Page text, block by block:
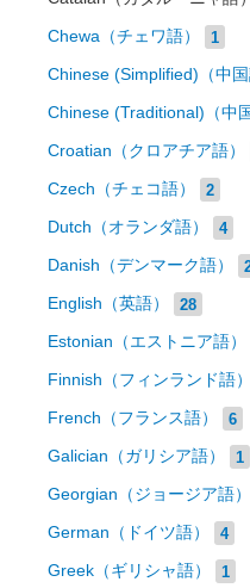
Chewa（チェワ語） 1
Chinese (Simplified)（中国
Chinese (Traditional)（中
Croatian（クロアチア語）
Czech（チェコ語） 2
Dutch（オランダ語） 4
Danish（デンマーク語）
English（英語） 28
Estonian（エストニア語）
Finnish（フィンランド語）
French（フランス語） 6
Galician（ガリシア語） 1
Georgian（ジョージア語）
German（ドイツ語） 4
Greek（ギリシャ語） 1